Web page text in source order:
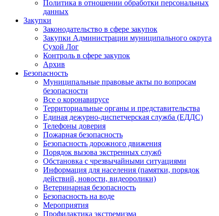
Политика в отношении обработки персональных
данных
Закупки
Законодательство в сфере закупок
Закупки Администрации муниципального округа
Сухой Лог
Контроль в сфере закупок
Архив
Безопасность
Муниципальные правовые акты по вопросам
безопасности
Все о коронавирусе
Территориальные органы и представительства
Единая дежурно-диспетчерская служба (ЕДДС)
Телефоны доверия
Пожарная безопасность
Безопасность дорожного движения
Порядок вызова экстренных служб
Обстановка с чрезвычайными ситуациями
Информация для населения (памятки, порядок
действий, новости, видеоролики)
Ветеринарная безопасность
Безопасность на воде
Мероприятия
Профилактика экстремизма